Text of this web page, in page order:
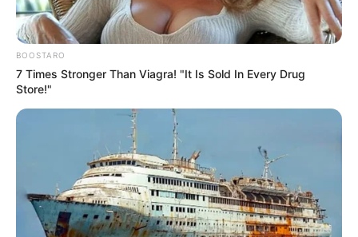
BOOSTARO
7 Times Stronger Than Viagra! "It Is Sold In Every Drug
Store!"